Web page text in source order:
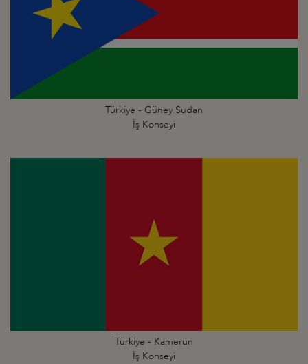
Türkiye - Güney Sudan
İş Konseyi
Türkiye - Kamerun
İş Konseyi